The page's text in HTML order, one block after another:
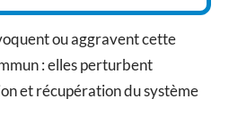
ou aggravent cette
: elles perturbent
et récupération du système